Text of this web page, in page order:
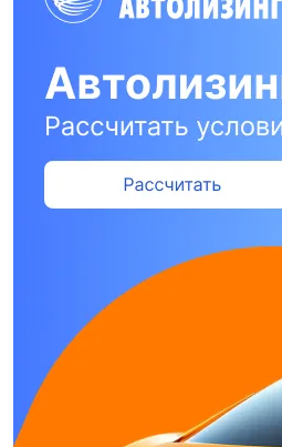
Самосвал с 2-х
Сравнить